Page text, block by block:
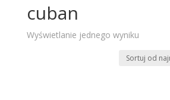
cuban
Wyświetlanie jednego wyniku